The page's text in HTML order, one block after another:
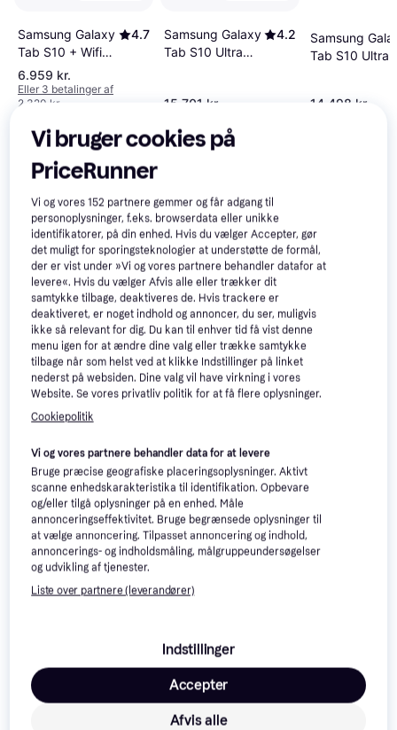
Samsung Galaxy
Tab S10 + Wifi
256GB Grey
4.7
6.959 kr.
Eller 3 betalinger af
2.320 kr.
Samsung Galaxy
Tab S10 Ultra
Moonstone Grey
4.2
15.701 kr.
Samsung
Tab S10 Ultra
14.498 kr.
Anmeldelser
Læs om produktet
Laveste pris for
Samsung Galaxy Tab S10 Ultra Wi-Fi
12GB 256GB 14.6" ‎Moonstone Grey er 8.000 kr.
den bedste pris lige nu blandt 5 butikker.
Samsung Galaxy Tab S10 Ultra Wi-Fi 12 GB 256 GB 14,6"
Moonstone Grey – en alsidig tablet til hverdagsbrug
Samsung Galaxy Tab S10 Ultra præsenterer en
imponerende 14,6-tommer skærm, der giver mulighed
detaljerigdom, hvilket gør denne tablet velegnet til
både streaming af film og arbejde med dokumenter.
Stor 14,6-tommer skærm forbedrer den visuelle
Vi bruger cookies på
PriceRunner
Vi og vores152 partnere gemmer og får adgang til
personoplysninger, f.eks. browserdata eller unikke
identifikatorer, på din enhed. Hvis du vælger Accepter, gør
det muligt for sporingsteknologier at understøtte de formål,
der er vist under »Vi og vores partnere behandler datafor at
levere«. Hvis du vælger Afvis alle eller trækker dit
samtykke tilbage, deaktiveres de. Hvis trackere er
deaktiveret, er noget indhold og annoncer, du ser, muligvis
ikke så relevant for dig. Du kan til enhver tid få vist denne
menu igen for at ændre dine valg eller trække samtykke
tilbage når som helst ved at klikke Indstillinger på linket
nederst på websiden. Dine valg vil have virkning i vores
Website. Se vores privatliv politik for at få flere oplysninger.
Cookiepolitik
Vi og vores partnere behandler data for at levere
Bruge præcise geografiske placeringsoplysninger. Aktivt
scanne enhedskarakteristika til identifikation. Opbevare
og/eller tilgå oplysninger på en enhed. Måle
annonceringseffektivitet. Bruge begrænsede oplysninger til
at vælge annoncering. Tilpasset annoncering og indhold,
annoncerings- og indholdsmåling, målgruppeundersøgelser
og udvikling af tjenester.
Liste over partnere (leverandører)
Indstillinger
Afvis alle
Accepter